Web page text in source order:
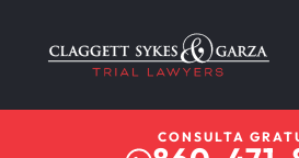
CONSULTA